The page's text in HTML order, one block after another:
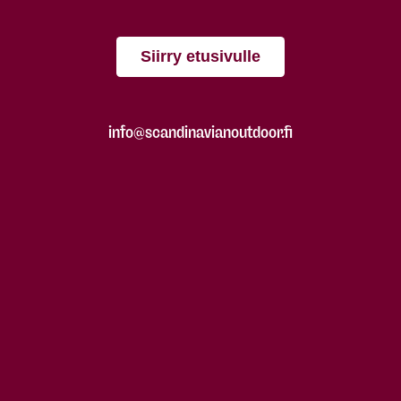
Siirry etusivulle
info@scandinavianoutdoor.fi